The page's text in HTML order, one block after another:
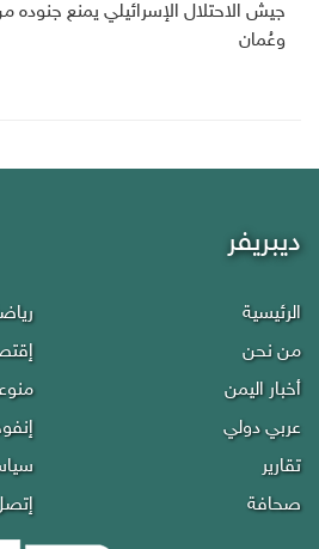
جيش الاحتلال الإسرائيلي يمنع
وعُمان
ديبريفر
الرئيسية
من نحن
أخبار اليمن
عربي دولي
تقارير
صحافة